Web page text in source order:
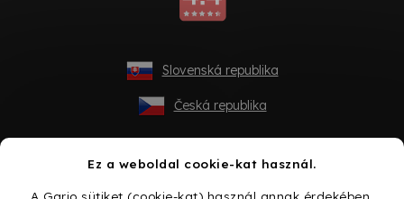
Ez a weboldal cookie-kat használ.
A Gario sütiket (cookie-kat) használ annak érdekében,
Slovenská republika
Česká republika